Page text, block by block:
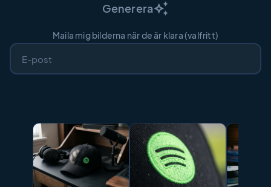
Genereraauto_awesome
Maila mig bilderna när de är klara (valfritt)